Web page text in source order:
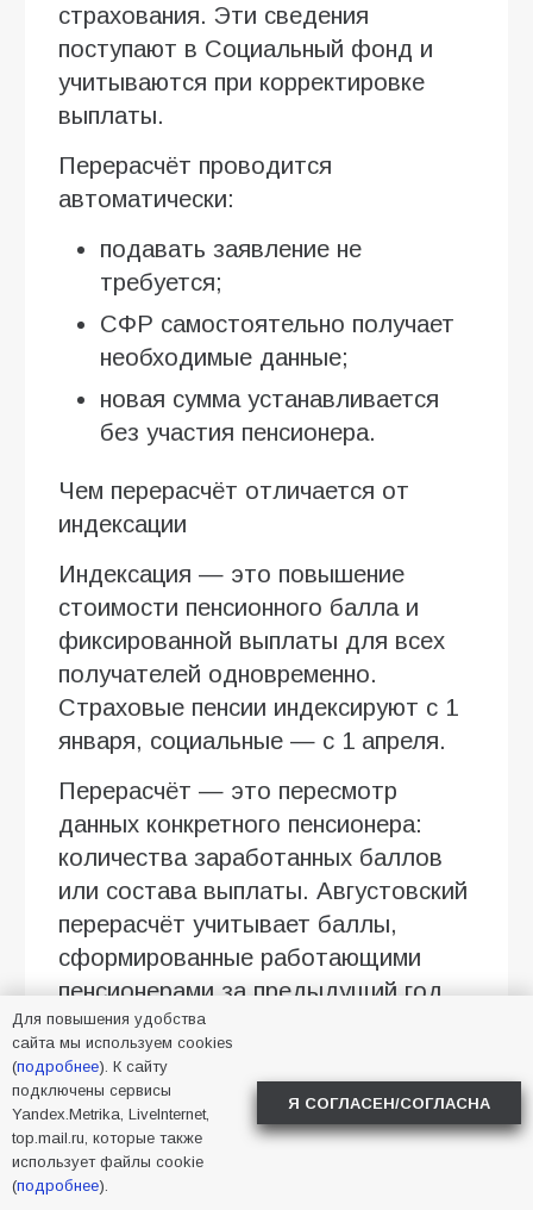
страхования. Эти сведения
поступают в Социальный фонд и
учитываются при корректировке
выплаты.
Перерасчёт проводится
автоматически:
подавать заявление не
требуется;
СФР самостоятельно получает
необходимые данные;
новая сумма устанавливается
без участия пенсионера.
Чем перерасчёт отличается от
индексации
Индексация — это повышение
стоимости пенсионного балла и
фиксированной выплаты для всех
получателей одновременно.
Страховые пенсии индексируют с 1
января, социальные — с 1 апреля.
Перерасчёт — это пересмотр
данных конкретного пенсионера:
количества заработанных баллов
или состава выплаты. Августовский
перерасчёт учитывает баллы,
сформированные работающими
пенсионерами за предыдущий год.
Другие основания — достижение 80
лет, первая группа инвалидности,
появление иждивенца.
От чего зависит размер прибавки
При расчёте учитываются:
Для повышения удобства
сайта мы используем cookies
(подробнее). К сайту
подключены сервисы
Yandex.Metrika, LiveInternet,
top.mail.ru, которые также
использует файлы cookie
(подробнее).
Я СОГЛАСЕН/СОГЛАСНА